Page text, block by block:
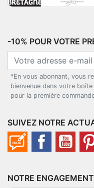
-10% POUR VOTRE
*En vous abonnant, vous
bienvenue dans votre
pour la première
SUIVEZ NOTRE
NOTRE ENGAGEMENT